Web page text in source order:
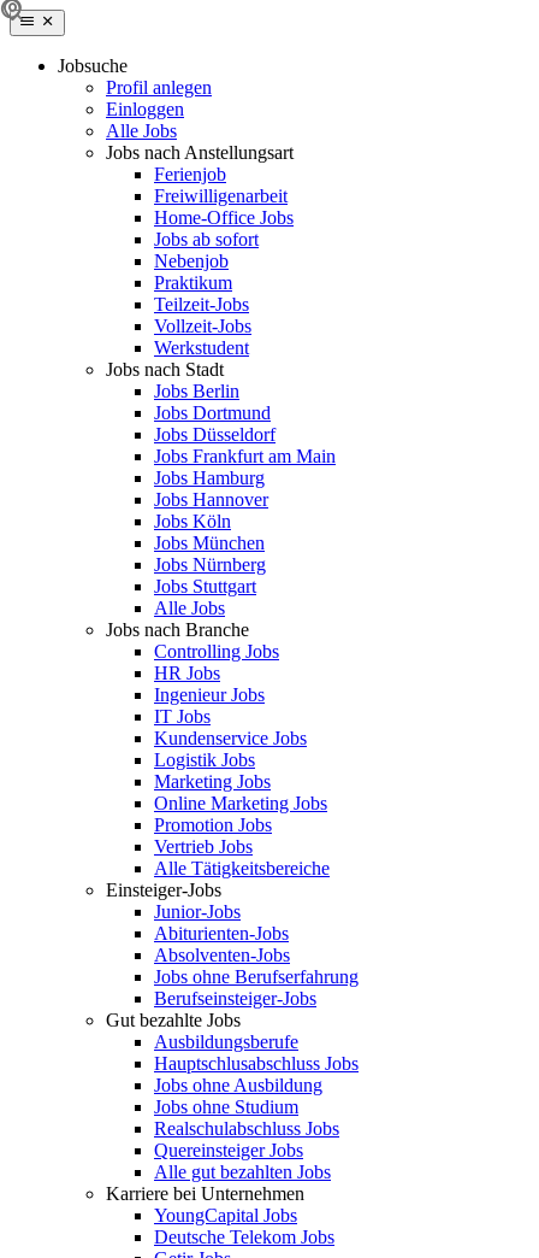
Jobsuche
Profil anlegen
Einloggen
Alle Jobs
Jobs nach Anstellungsart
Ferienjob
Freiwilligenarbeit
Home-Office Jobs
Jobs ab sofort
Nebenjob
Praktikum
Teilzeit-Jobs
Vollzeit-Jobs
Werkstudent
Jobs nach Stadt
Jobs Berlin
Jobs Dortmund
Jobs Düsseldorf
Jobs Frankfurt am Main
Jobs Hamburg
Jobs Hannover
Jobs Köln
Jobs München
Jobs Nürnberg
Jobs Stuttgart
Alle Jobs
Jobs nach Branche
Controlling Jobs
HR Jobs
Ingenieur Jobs
IT Jobs
Kundenservice Jobs
Logistik Jobs
Marketing Jobs
Online Marketing Jobs
Promotion Jobs
Vertrieb Jobs
Alle Tätigkeitsbereiche
Einsteiger-Jobs
Junior-Jobs
Abiturienten-Jobs
Absolventen-Jobs
Jobs ohne Berufserfahrung
Berufseinsteiger-Jobs
Gut bezahlte Jobs
Ausbildungsberufe
Hauptschlusabschluss Jobs
Jobs ohne Ausbildung
Jobs ohne Studium
Realschulabschluss Jobs
Quereinsteiger Jobs
Alle gut bezahlten Jobs
Karriere bei Unternehmen
YoungCapital Jobs
Deutsche Telekom Jobs